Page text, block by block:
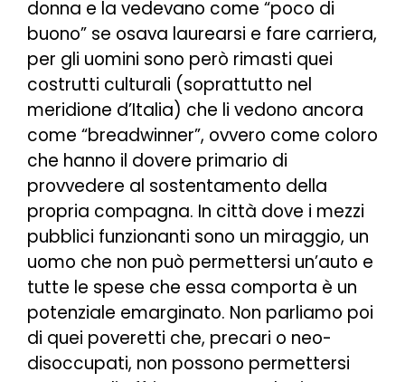
donna e la vedevano come “poco di
buono” se osava laurearsi e fare carriera,
per gli uomini sono però rimasti quei
costrutti culturali (soprattutto nel
meridione d’Italia) che li vedono ancora
come “breadwinner”, ovvero come coloro
che hanno il dovere primario di
provvedere al sostentamento della
propria compagna. In città dove i mezzi
pubblici funzionanti sono un miraggio, un
uomo che non può permettersi un’auto e
tutte le spese che essa comporta è un
potenziale emarginato. Non parliamo poi
di quei poveretti che, precari o neo-
disoccupati, non possono permettersi